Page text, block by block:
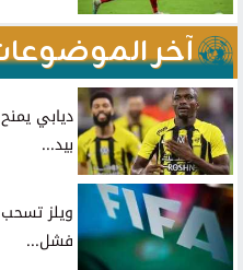
آخر
ديابي يمنح
بيد...
ويلز تسحب
فشل...